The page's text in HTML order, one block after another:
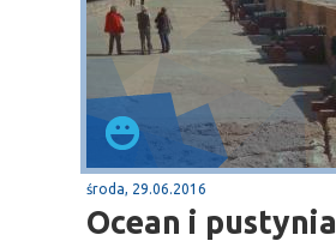
środa, 29.06.2016
Ocean i pustynia